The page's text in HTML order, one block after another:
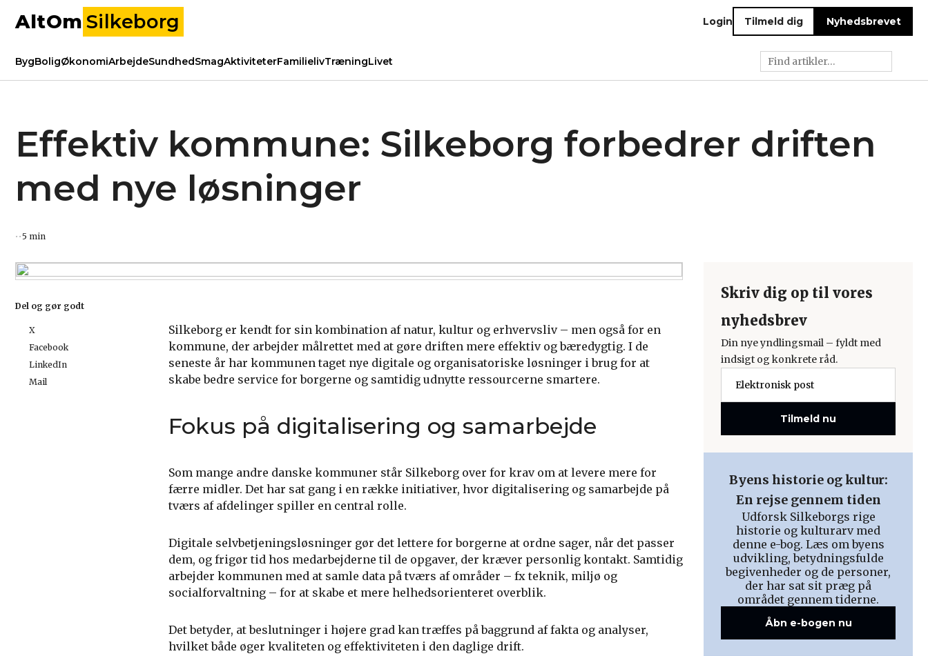
AltOm Silkeborg Login Tilmeld dig Nyhedsbrevet
BygBoligØkonomiArbejdeSundhedSmagAktiviteterFamilielivTræningLivet
Effektiv kommune: Silkeborg forbedrer driften
med nye løsninger
5 min
Silkeborg er kendt for sin kombination af natur, kultur og erhvervsliv – men også for en
kommune, der arbejder målrettet med at gøre driften mere effektiv og bæredygtig. I de
seneste år har kommunen taget nye digitale og organisatoriske løsninger i brug for at
skabe bedre service for borgerne og samtidig udnytte ressourcerne smartere.
Fokus på digitalisering og samarbejde
Som mange andre danske kommuner står Silkeborg over for krav om at levere mere for
færre midler. Det har sat gang i en række initiativer, hvor digitalisering og samarbejde på
tværs af afdelinger spiller en central rolle.
Digitale selvbetjeningsløsninger gør det lettere for borgerne at ordne sager, når det passer
dem, og frigør tid hos medarbejderne til de opgaver, der kræver personlig kontakt. Samtidig
arbejder kommunen med at samle data på tværs af områder – fx teknik, miljø og
socialforvaltning – for at skabe et mere helhedsorienteret overblik.
Det betyder, at beslutninger i højere grad kan træffes på baggrund af fakta og analyser,
hvilket både øger kvaliteten og effektiviteten i den daglige drift.
Del og gør godt
X
Facebook
LinkedIn
Mail
Skriv dig op til vores
nyhedsbrev
Din nye yndlingsmail – fyldt med
indsigt og konkrete råd.
Tilmeld nu
Byens historie og kultur:
En rejse gennem tiden
Udforsk Silkeborgs rige
historie og kulturarv med
denne e-bog. Læs om byens
udvikling, betydningsfulde
begivenheder og de personer,
der har sat sit præg på
området gennem tiderne.
Åbn e-bogen nu